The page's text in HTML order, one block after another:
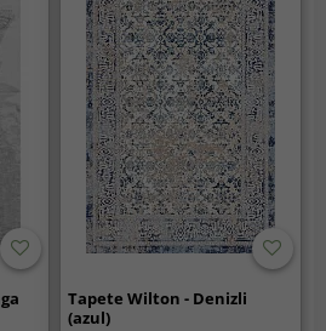
Tapete Wilton - Denizli
(azul)